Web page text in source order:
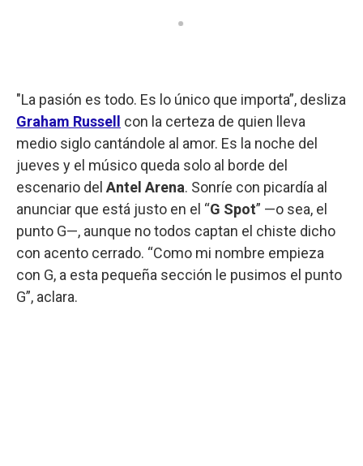
"La pasión es todo. Es lo único que importa”, desliza
Graham Russell
con la certeza de quien lleva
medio siglo cantándole al amor. Es la noche del
jueves y el músico queda solo al borde del
escenario del Antel Arena. Sonríe con picardía al
anunciar que está justo en el “G Spot” —o sea, el
punto G—, aunque no todos captan el chiste dicho
con acento cerrado. “Como mi nombre empieza
con G, a esta pequeña sección le pusimos el punto
G”, aclara.